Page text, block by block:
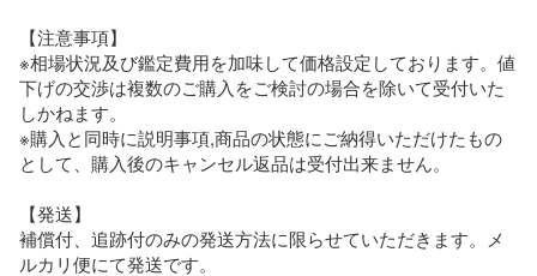
【注意事項】
※相場状況及び鑑定費用を加味して価格設定しております。値
下げの交渉は複数のご購入をご検討の場合を除いて受付いた
しかねます。
※購入と同時に説明事項,商品の状態にご納得いただけたもの
として、購入後のキャンセル返品は受付出来ません。
【発送】
補償付、追跡付のみの発送方法に限らせていただきます。メ
ルカリ便にて発送です。